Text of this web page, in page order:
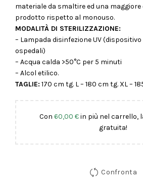
materiale da smaltire ed una
prodotto rispetto al monouso.
MODALITÀ DI STERILIZZAZIONE:
– Lampada disinfezione UV
ospedali)
– Acqua calda >50°C per 5 minuti
– Alcol etilico.
TAGLIE: 170 cm tg. L – 180 cm tg. XL –
Con 60,00 €in più nel carrello,
gratuita!
Confronta